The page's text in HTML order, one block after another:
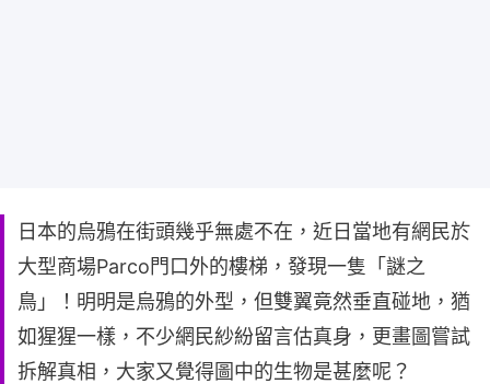
日本的烏鴉在街頭幾乎無處不在，近日當地有網民於
大型商場Parco門口外的樓梯，發現一隻「謎之
鳥」！明明是烏鴉的外型，但雙翼竟然垂直碰地，猶
如猩猩一樣，不少網民紗紛留言估真身，更畫圖嘗試
拆解真相，大家又覺得圖中的生物是甚麼呢？